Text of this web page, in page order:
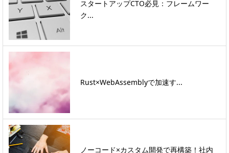
スタートアップCTO必見：フレームワー
ク...
Rust×WebAssemblyで加速す...
ノーコード×カスタム開発で再構築！社内